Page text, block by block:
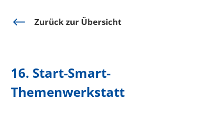
# Zurück zur Übersicht
16. Start-Smart-
Themenwerkstatt